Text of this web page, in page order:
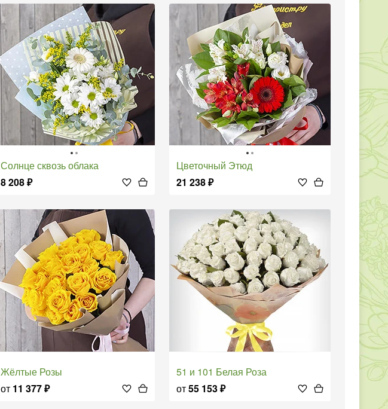
Солнце сквозь облака
8 208₽
Цветочный Этюд
21 238₽
Жёлтые Розы
от 11 377₽
51 и 101 Белая Роза
от55 153₽